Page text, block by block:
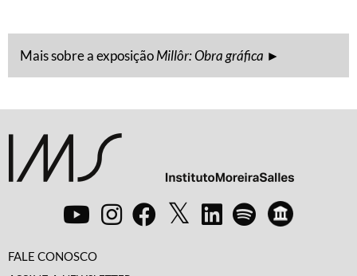
Mais sobre a exposiçãoMillôr: Obra gráfica ►
FALE CONOSCO